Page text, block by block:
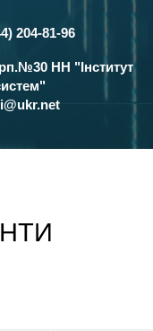
204-81-96
НН "Інститут